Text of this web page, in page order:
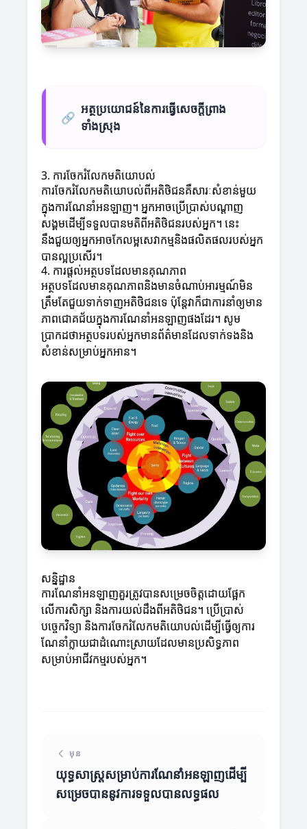
🔗
អត្ថប្រយោជន៍នៃការធ្វើសេចក្តីព្រាង
ទាំងស្រុង
3. ការចែករំលែកមតិយោបល់
ការចែករំលែកមតិយោបល់ពីអតិថិជនគឺសារៈសំខាន់មួយ
ក្នុងការណែនាំអនឡាញ។ អ្នកអាចប្រើប្រាស់បណ្ដាញ
សង្គមដើម្បីទទួលបានមតិពីអតិថិជនរបស់អ្នក។ នេះ
នឹងជួយឲ្យអ្នកអាចកែលម្អសេវាកម្មនិងផលិតផលរបស់អ្នក
បានល្អប្រសើរ។
4. ការផ្តល់អត្ថបទដែលមានគុណភាព
អត្ថបទដែលមានគុណភាពនិងមានចំណាប់អារម្មណ៍មិន
ត្រឹមតែជួយទាក់ទាញអតិថិជនទេ ប៉ុន្តែវាក៏ជាការនាំឲ្យមាន
ភាពជោគជ័យក្នុងការណែនាំអនឡាញផងដែរ។ សូម
ប្រាកដថាអត្ថបទរបស់អ្នកមានព័ត៌មានដែលទាក់ទងនិង
សំខាន់សម្រាប់អ្នកអាន។
សន្និដ្ឋាន
ការណែនាំអនឡាញគួរត្រូវបានសម្រេចចិត្តដោយផ្អែក
លើការសិក្សា និងការយល់ដឹងពីអតិថិជន។ ប្រើប្រាស់
បច្ចេកវិទ្យា និងការចែករំលែកមតិយោបល់ដើម្បីធ្វើឲ្យការ
ណែនាំក្លាយជាដំណោះស្រាយដែលមានប្រសិទ្ធភាព
សម្រាប់អាជីវកម្មរបស់អ្នក។
មុន
យុទ្ធសាស្ត្រសម្រាប់ការណែនាំអនឡាញដើម្បី
សម្រេចបាននូវការទទួលបានលទ្ធផល